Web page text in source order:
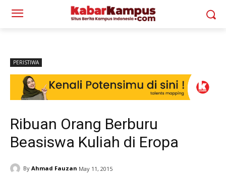
PERISTIWA
Ribuan Orang Berburu
Beasiswa Kuliah di Eropa
By Ahmad Fauzan May 11, 2015